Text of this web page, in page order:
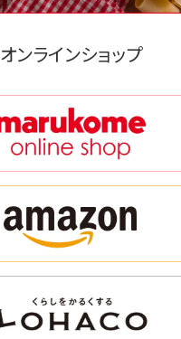
オンラインショップ